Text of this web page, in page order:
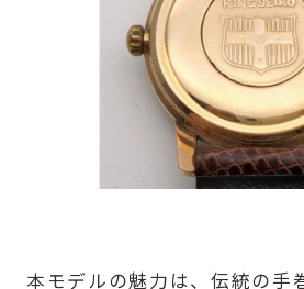
本モデルの魅力は、伝統の手